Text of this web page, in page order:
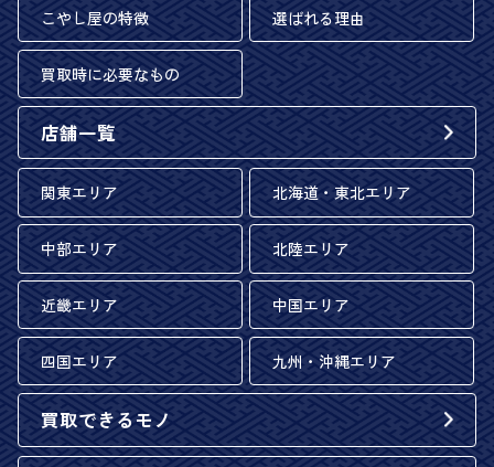
こやし屋の特徴 選ばれる理由
買取時に必要なもの
店舗一覧
関東エリア 北海道・東北エリア
中部エリア 北陸エリア
近畿エリア 中国エリア
四国エリア 九州・沖縄エリア
買取できるモノ